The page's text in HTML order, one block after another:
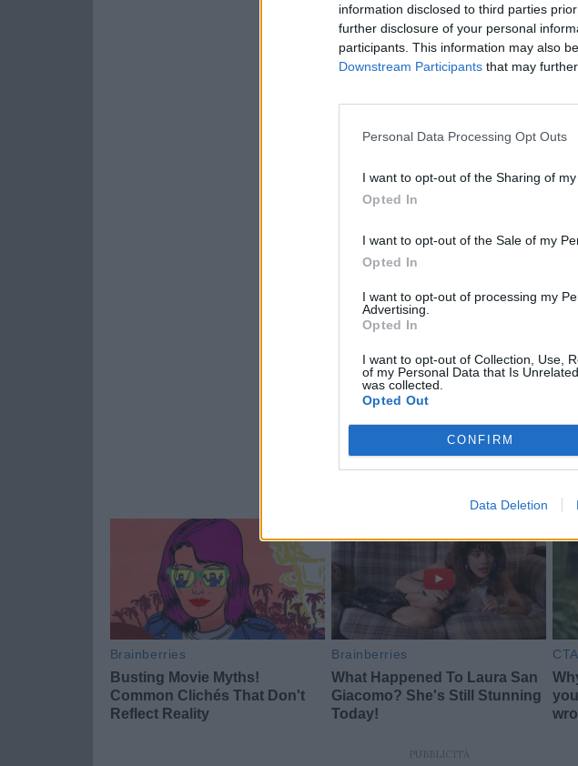
information disclosed to third parties
further disclosure of your personal
participants. This information may also
Downstream Participants that may
Personal Data Processing Opt Outs
I want to opt-out of the Sharing of my
Opted In
I want to opt-out of the Sale of my
Opted In
I want to opt-out of processing my
Advertising.
Opted In
I want to opt-out of Collection, Use,
of my Personal Data that Is
was collected.
Opted Out
CONFIRM
Data Deletion